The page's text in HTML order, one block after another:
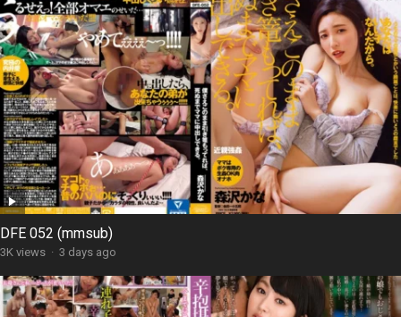
DFE 052 (mmsub)
3K views · 3 days ago